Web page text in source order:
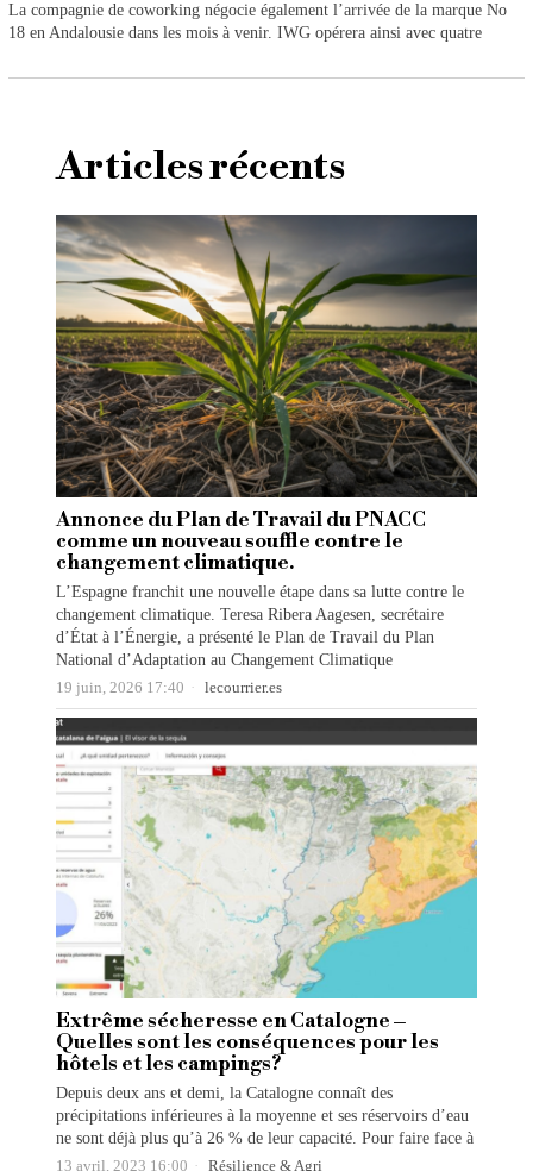
La compagnie de coworking négocie également l’arrivée de la marque No
18 en Andalousie dans les mois à venir. IWG opérera ainsi avec quatre
Articles récents
Annonce du Plan de Travail du PNACC
comme un nouveau souffle contre le
changement climatique.
L’Espagne franchit une nouvelle étape dans sa lutte contre le
changement climatique. Teresa Ribera Aagesen, secrétaire
d’État à l’Énergie, a présenté le Plan de Travail du Plan
National d’Adaptation au Changement Climatique
19 juin, 2026 17:40 lecourrier.es
Extrême sécheresse en Catalogne –
Quelles sont les conséquences pour les
hôtels et les campings?
Depuis deux ans et demi, la Catalogne connaît des
précipitations inférieures à la moyenne et ses réservoirs d’eau
ne sont déjà plus qu’à 26 % de leur capacité. Pour faire face à
13 avril, 2023 16:00 Résilience & Agri